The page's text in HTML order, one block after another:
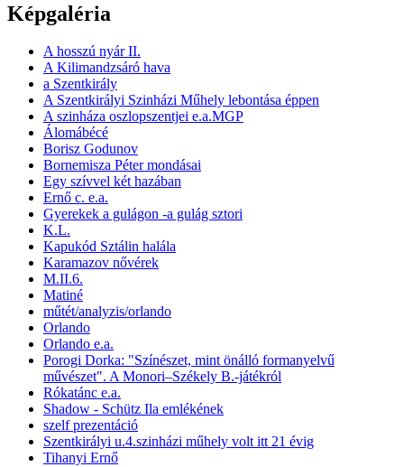
Képgaléria
A hosszú nyár II.
A Kilimandzsáró hava
a Szentkirály
A Szentkirályi Szinházi Műhely lebontása éppen
A szinháza oszlopszentjei e.a.MGP
Álomábécé
Borisz Godunov
Bornemisza Péter mondásai
Egy szívvel két hazában
Ernő c. e.a.
Gyerekek a gulágon -a gulág sztori
K.L.
Kapukód Sztálin halála
Karamazov nővérek
M.II.6.
Matiné
műtét/analyzis/orlando
Orlando
Orlando e.a.
Porogi Dorka: "Színészet, mint önálló formanyelvű
művészet". A Monori–Székely B.-játékról
Rókatánc e.a.
Shadow - Schütz Ila emlékének
szelf prezentáció
Szentkirályi u.4.szinházi műhely volt itt 21 évig
Tihanyi Ernő